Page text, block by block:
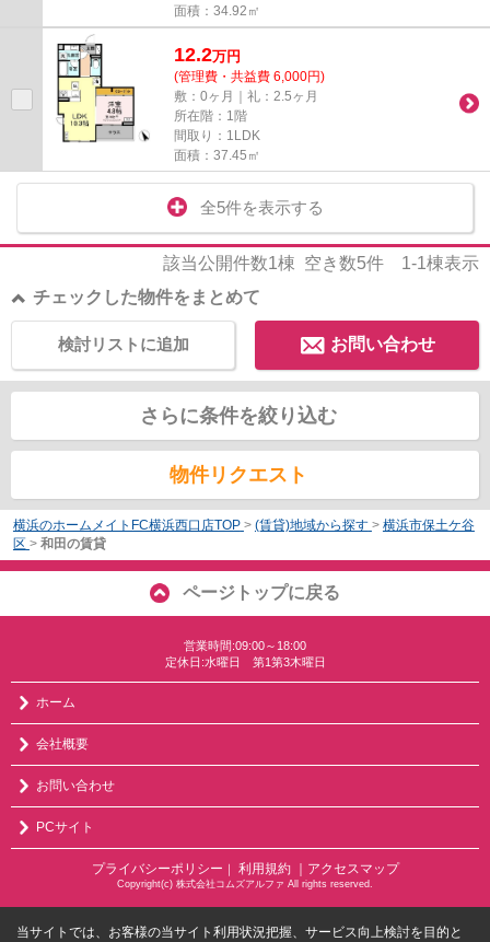
面積：34.92㎡
12.2万円
(管理費・共益費 6,000円)
敷：0ヶ月｜礼：2.5ヶ月
所在階：1階
間取り：1LDK
面積：37.45㎡
全5件を表示する
該当公開件数1棟 空き数5件 1-1棟表示
チェックした物件をまとめて
お問い合わせ
検討リストに追加
さらに条件を絞り込む
物件リクエスト
横浜のホームメイトFC横浜西口店TOP > (賃貸)地域から探す > 横浜市保土ケ谷
区 > 和田の賃貸
ページトップに戻る
営業時間:09:00～18:00
定休日:水曜日 第1第3木曜日
ホーム
会社概要
お問い合わせ
PCサイト
プライバシーポリシー ｜ 利用規約 ｜アクセスマップ
Copyright(c) 株式会社コムズアルファ All rights reserved.
当サイトでは、お客様の当サイト利用状況把握、サービス向上検討を目的と